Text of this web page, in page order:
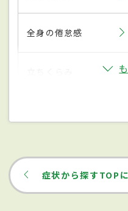
全身の倦怠感
症状から探すTOP